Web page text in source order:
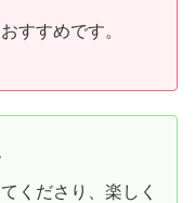
すすめです。
くださり、楽しく